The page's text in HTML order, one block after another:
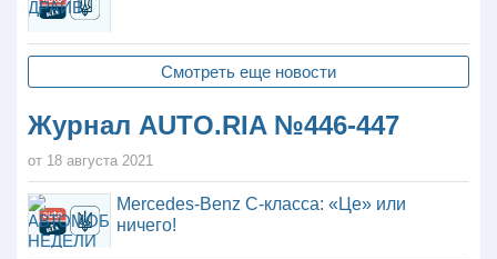
Смотреть еще новости
Журнал AUTO.RIA №446-447
от 18 августа 2021
Mercedes-Benz C-класса: «Це» или
ничего!